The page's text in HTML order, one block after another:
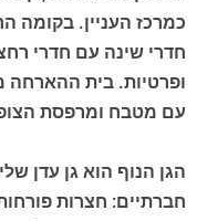
כמרכז העניין. בקומה
חדרי שינה עם חדרי
ופרטיות. בית ההארחה
עם מטבח ומרפסת
הגן הנוף הוא גן עדן
חברתיים: חצרות